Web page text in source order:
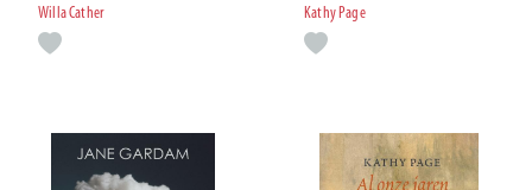
Willa Cather Kathy Page